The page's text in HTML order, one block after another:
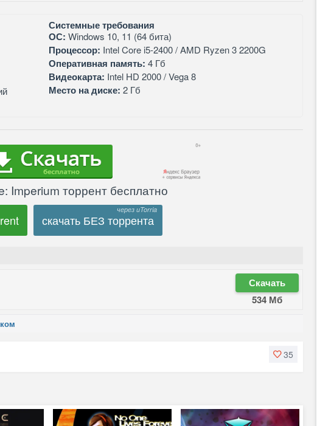
Системные требования
ОС: Windows 10, 11 (64 бита)
Процессор: Intel Core i5-2400 / AMD Ryzen 3 2200G
Оперативная память: 4 Гб
Видеокарта: Intel HD 2000 / Vega 8
Место на диске: 2 Гб
Imperium торрент бесплатно
скачать БЕЗ торрента
Скачать
534 Мб
35